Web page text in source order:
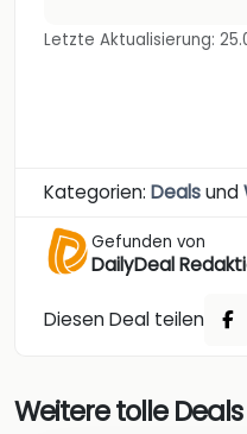
Letzte Aktualisierung:
Kategorien: Dealsund
Gefunden von
DailyDeal
Diesen Deal teilen
Weitere tolle Deals